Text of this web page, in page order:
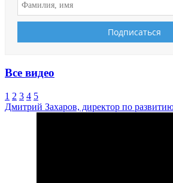
Все видео
1 2 3 4 5
Дмитрий Захаров, директор по